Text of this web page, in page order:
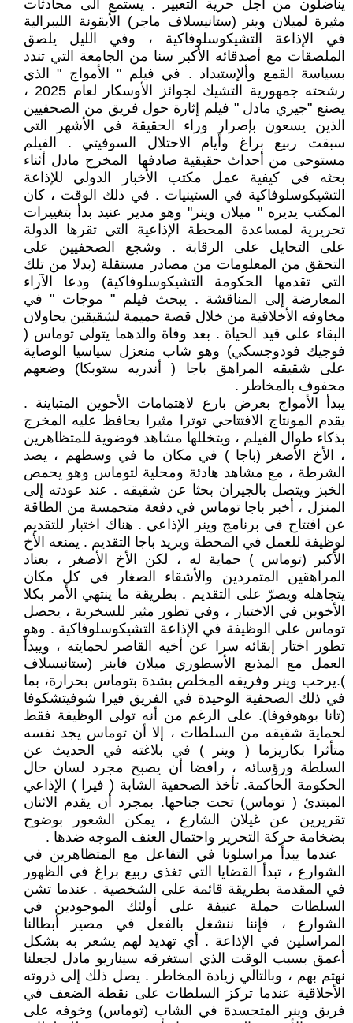
يناضلون من أجل حرية التعبير . يستمع الى محادثات
مثيرة لميلان وينر (ستانيسلاف ماجر) الأيقونة الليبرالية
في الإذاعة التشيكوسلوفاكية ، وفي الليل يلصق
الملصقات مع أصدقائه الأكبر سنا من الجامعة التي تندد
بسياسة القمع وألإستبداد . في فيلم " ‏‏الأمواج " ‏‏الذي
رشحته جمهورية التشيك لجوائز الأوسكار لعام 2025 ،
يصنع "جيري مادل " فيلم إثارة حول فريق من الصحفيين
الذين يسعون بإصرار وراء الحقيقة في الأشهر التي
سبقت ربيع براغ وأيام الاحتلال السوفيتي . الفيلم
مستوحى من أحداث حقيقية صادفها ‏‏ المخرج مادل ‏‏أثناء
بحثه في كيفية عمل مكتب الأخبار الدولي للإذاعة
التشيكوسلوفاكية في الستينيات . في ذلك الوقت ، كان
المكتب يديره " ميلان وينر" وهو مدير عنيد بدأ بتغييرات
تحريرية لمساعدة المحطة الإذاعية التي تقرها الدولة
على التحايل على الرقابة . وشجع الصحفيين على
التحقق من المعلومات من مصادر مستقلة (بدلا من تلك
التي تقدمها الحكومة التشيكوسلوفاكية) ودعا الآراء
المعارضة إلى المناقشة . يبحث فيلم " موجات " في
مخاوفه الأخلاقية من خلال قصة حميمة لشقيقين يحاولان
البقاء على قيد الحياة . بعد وفاة والدهما يتولى توماس (
فوجيك فودوجسكي) وهو شاب منعزل سياسيا الوصاية
على شقيقه المراهق باجا ( أندريه ستوبكا) وضعهم
محفوف بالمخاطر .
‏يبدأ ‏‏الأمواج‏‏ بعرض بارع لاهتمامات الأخوين المتباينة .
يقدم المونتاج الافتتاحي توترا مثيرا يحافظ عليه المخرج
بذكاء طوال الفيلم ، ويتخللها مشاهد فوضوية للمتظاهرين
، الأخ الأصغر (باجا ) في مكان ما في وسطهم ، يصد
الشرطة ، مع مشاهد هادئة ومحلية لتوماس وهو يحمص
الخبز ويتصل بالجيران بحثا عن شقيقه . ‏عند عودته إلى
المنزل ، أخبر باجا توماس في دفعة متحمسة من الطاقة
عن افتتاح في برنامج وينر الإذاعي . هناك اختبار للتقديم
لوظيفة للعمل في المحطة ويريد باجا التقديم . يمنعه الأخ
الأكبر (توماس ) حماية له ، لكن الأخ الأصغر ، بعناد
المراهقين المتمردين والأشقاء الصغار في كل مكان
يتجاهله ويصرّ على التقديم . بطريقة ما ينتهي الأمر بكلا
الأخوين في الاختبار ، وفي تطور مثير للسخرية ، يحصل
توماس على الوظيفة في الإذاعة التشيكوسلوفاكية . وهو
تطور اختار إبقائه سرا عن أخيه القاصر لحمايته ، ويبدأ
العمل مع المذيع الأسطوري ميلان فاينر (ستانيسلاف
).‏يرحب وينر وفريقه المخلص بشدة بتوماس بحرارة، بما
في ذلك الصحفية الوحيدة في الفريق فيرا شوفيتشكوفا
(تانا بوهوفوفا). على الرغم من أنه تولى الوظيفة فقط
لحماية شقيقه من السلطات ، إلا أن توماس يجد نفسه
متأثرا بكاريزما ( وينر ) في بلاغته في الحديث عن
السلطة ورؤسائه ، رافضا أن يصبح مجرد لسان حال
الحكومة الحاكمة. تأخذ الصحفية الشابة ( فيرا ) الإذاعي
المبتدئ ( توماس) تحت جناحها. بمجرد أن يقدم الاثنان
تقريرين عن غيلان الشارع ، يمكن الشعور بوضوح
بضخامة حركة التحرير واحتمال العنف الموجه ضدها .
‏ عندما يبدأ مراسلونا في التفاعل مع المتظاهرين في
الشوارع ، تبدأ القضايا التي تغذي ربيع براغ في الظهور
في المقدمة بطريقة قائمة على الشخصية . عندما تشن
السلطات حملة عنيفة على أولئك الموجودين في
الشوارع ، فإننا ننشغل بالفعل في مصير أبطالنا
المراسلين في الإذاعة . أي تهديد لهم يشعر به بشكل
أعمق بسبب الوقت الذي استغرقه سيناريو مادل لجعلنا
نهتم بهم ، وبالتالي زيادة المخاطر .‏ يصل ذلك إلى ذروته
الأخلاقية عندما تركز السلطات على نقطة الضعف في
فريق وينر المتجسدة في الشاب (توماس) وخوفه على